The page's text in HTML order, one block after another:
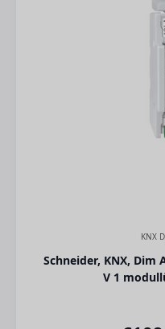
KNX
Schneider, KNX, Dim
V 1